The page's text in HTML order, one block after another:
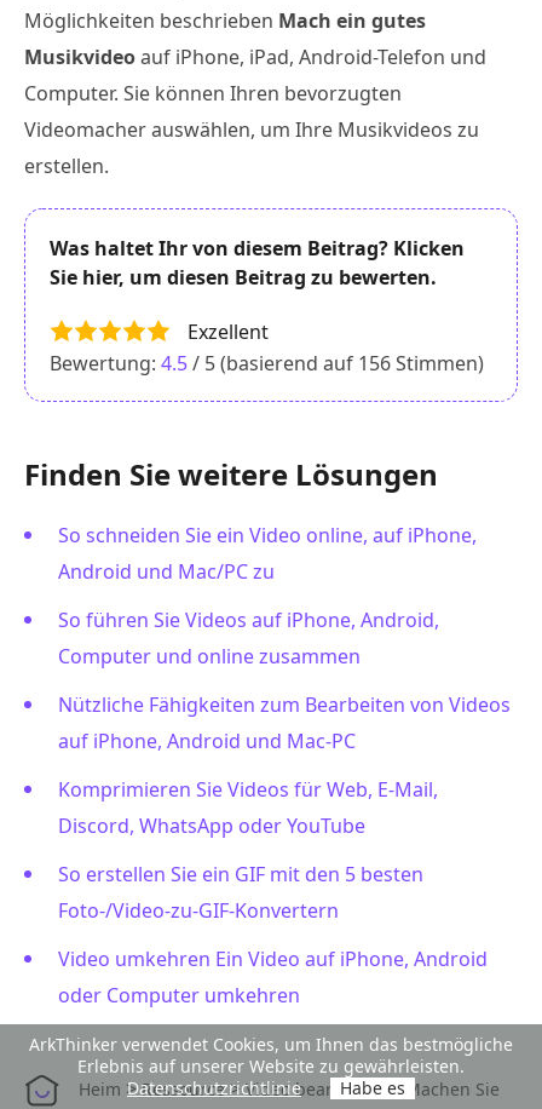
Möglichkeiten beschrieben Mach ein gutes
Musikvideoauf iPhone, iPad, Android-Telefon und
Computer. Sie können Ihren bevorzugten
Videomacher auswählen, um Ihre Musikvideos zu
erstellen.
Was haltet Ihr von diesem Beitrag? Klicken
Sie hier, um diesen Beitrag zu bewerten.
Exzellent
Bewertung: 4.5/ 5 (basierend auf 156Stimmen)
Finden Sie weitere Lösungen
So schneiden Sie ein Video online, auf iPhone,
Android und Mac/PC zu
So führen Sie Videos auf iPhone, Android,
Computer und online zusammen
Nützliche Fähigkeiten zum Bearbeiten von Videos
auf iPhone, Android und Mac-PC
Komprimieren Sie Videos für Web, E-Mail,
Discord, WhatsApp oder YouTube
So erstellen Sie ein GIF mit den 5 besten
Foto-/Video-zu-GIF-Konvertern
Video umkehren Ein Video auf iPhone, Android
oder Computer umkehren
Heim >Ressource>Video bearbeiten > Machen Sie
ArkThinker verwendet Cookies, um Ihnen das bestmögliche
Erlebnis auf unserer Website zu gewährleisten.
Datenschutzrichtlinie
Habe es